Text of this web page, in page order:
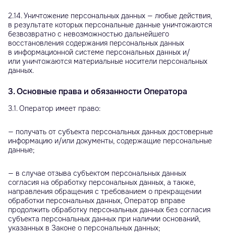
2.14. Уничтожение персональных данных — любые действия,
в результате которых персональные данные уничтожаются
безвозвратно с невозможностью дальнейшего
восстановления содержания персональных данных
в информационной системе персональных данных и/
или уничтожаются материальные носители персональных
данных.
3. Основные права и обязанности Оператора
3.1. Оператор имеет право:
— получать от субъекта персональных данных достоверные
информацию и/или документы, содержащие персональные
данные;
— в случае отзыва субъектом персональных данных
согласия на обработку персональных данных, а также,
направления обращения с требованием о прекращении
обработки персональных данных, Оператор вправе
продолжить обработку персональных данных без согласия
субъекта персональных данных при наличии оснований,
указанных в Законе о персональных данных;